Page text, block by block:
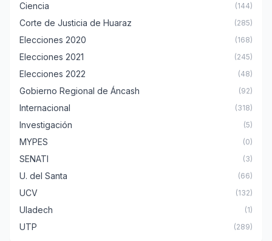
Ciencia (144)
Corte de Justicia de Huaraz (285)
Elecciones 2020 (168)
Elecciones 2021 (245)
Elecciones 2022 (48)
Gobierno Regional de Áncash (92)
Internacional (318)
Investigación (5)
MYPES (0)
SENATI (3)
U. del Santa (66)
UCV (132)
Uladech (1)
UTP (289)